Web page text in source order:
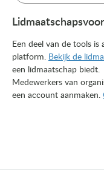
Een deel van de tools is
platform. Bekijk de
een lidmaatschap biedt.
Medewerkers van
een account aanmaken.